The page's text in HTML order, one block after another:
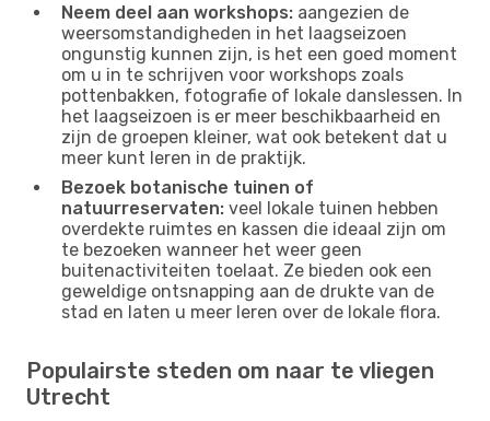
Neem deel aan workshops: aangezien de
weersomstandigheden in het laagseizoen
ongunstig kunnen zijn, is het een goed moment
om u in te schrijven voor workshops zoals
pottenbakken, fotografie of lokale danslessen. In
het laagseizoen is er meer beschikbaarheid en
zijn de groepen kleiner, wat ook betekent dat u
meer kunt leren in de praktijk.
Bezoek botanische tuinen of
natuurreservaten: veel lokale tuinen hebben
overdekte ruimtes en kassen die ideaal zijn om
te bezoeken wanneer het weer geen
buitenactiviteiten toelaat. Ze bieden ook een
geweldige ontsnapping aan de drukte van de
stad en laten u meer leren over de lokale flora.
Populairste steden om naar te vliegen
Utrecht